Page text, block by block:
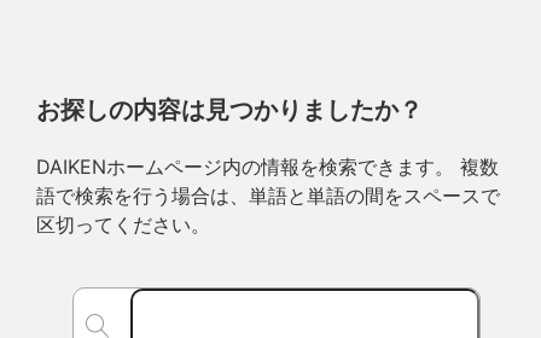
お探しの内容は見つかりましたか？
DAIKENホームページ内の情報を検索できます。 複数
語で検索を行う場合は、単語と単語の間をスペースで
区切ってください。